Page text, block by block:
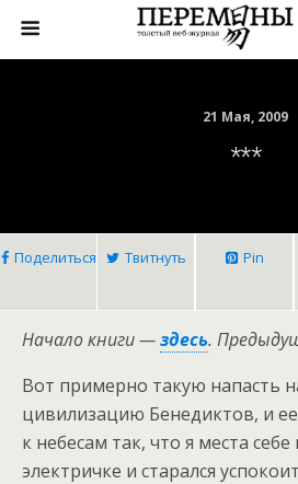
21 Мая, 2009
***
Поделиться Твитнуть Pin
Начало книги —здесь.
Вот примерно такую напасть
цивилизацию Бенедиктов, и
к небесам так, что я места
электричке и старался